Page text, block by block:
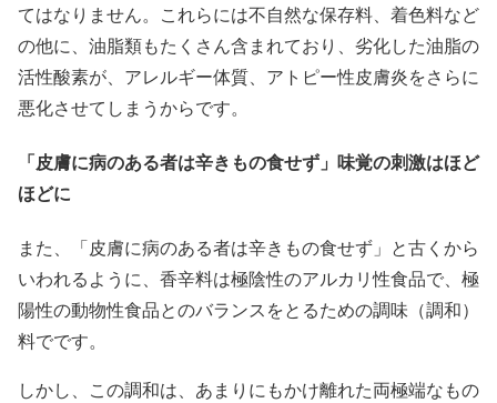
てはなりません。これらには不自然な保存料、着色料など
の他に、油脂類もたくさん含まれており、劣化した油脂の
活性酸素が、アレルギー体質、アトピー性皮膚炎をさらに
悪化させてしまうからです。
「皮膚に病のある者は辛きもの食せず」味覚の刺激はほど
ほどに
また、「皮膚に病のある者は辛きもの食せず」と古くから
いわれるように、香辛料は極陰性のアルカリ性食品で、極
陽性の動物性食品とのバランスをとるための調味（調和）
料でです。
しかし、この調和は、あまりにもかけ離れた両極端なもの